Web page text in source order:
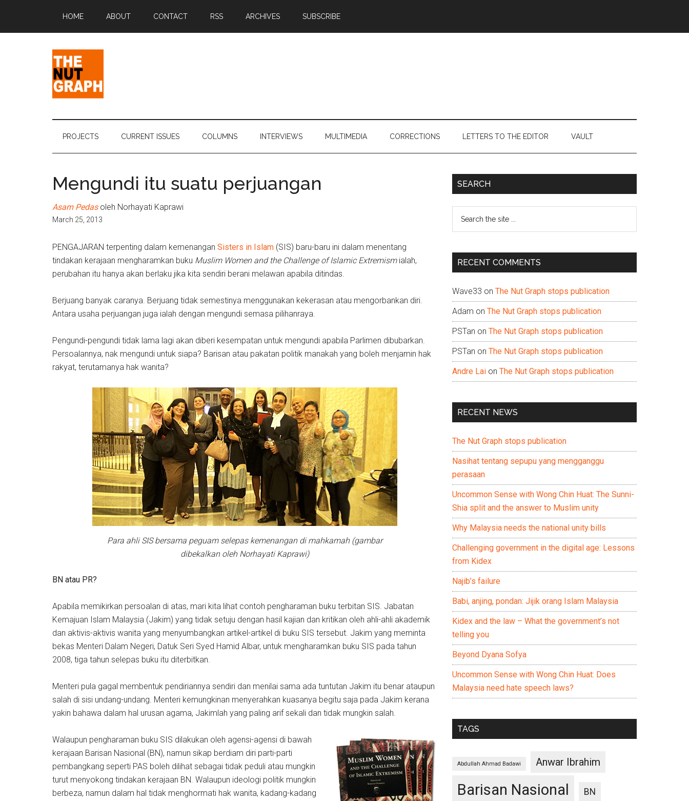
main
secondary
primary
footer
HOME ABOUT CONTACT RSS ARCHIVES SUBSCRIBE
The
Nut
Sense
Pop
Culture
PROJECTS CURRENT ISSUES COLUMNS INTERVIEWS MULTIMEDIA CORRECTIONS LETTERS TO THE EDITOR VAULT
Mengundi itu suatu perjuangan
Asam Pedasoleh Norhayati Kaprawi
March 25, 2013
PENGAJARAN terpenting dalam kemenangan Sisters in Islam (SIS) baru-baru ini dalam menentang
tindakan kerajaan mengharamkan buku Muslim Women and the Challenge of Islamic Extremismialah,
perubahan itu hanya akan berlaku jika kita sendiri berani melawan apabila ditindas.
Berjuang banyak caranya. Berjuang tidak semestinya menggunakan kekerasan atau mengorbankan diri.
Antara usaha perjuangan juga ialah dengan mengundi semasa pilihanraya.
Pengundi-pengundi tidak lama lagi akan diberi kesempatan untuk mengundi apabila Parlimen dibubarkan.
Persoalannya, nak mengundi untuk siapa? Barisan atau pakatan politik manakah yang boleh menjamin hak
rakyat, terutamanya hak wanita?
Para ahli SIS bersama peguam selepas kemenangan di mahkamah (gambar
dibekalkan oleh Norhayati Kaprawi)
BN atau PR?
Apabila memikirkan persoalan di atas, mari kita lihat contoh pengharaman buku terbitan SIS. Jabatan
Kemajuan Islam Malaysia (Jakim) yang tidak setuju dengan hasil kajian dan kritikan oleh ahli-ahli akademik
dan aktivis-aktivis wanita yang menyumbangkan artikel-artikel di buku SIS tersebut. Jakim yang meminta
bekas Menteri Dalam Negeri, Datuk Seri Syed Hamid Albar, untuk mengharamkan buku SIS pada tahun
2008, tiga tahun selepas buku itu diterbitkan.
Menteri pula gagal membentuk pendiriannya sendiri dan menilai sama ada tuntutan Jakim itu benar ataupun
salah di sisi undang-undang. Menteri kemungkinan menyerahkan kuasanya begitu saja pada Jakim kerana
yakin bahawa dalam hal urusan agama, Jakimlah yang paling arif sekali dan tidak mungkin salah.
Walaupun pengharaman buku SIS dilakukan oleh agensi-agensi di bawah
kerajaan Barisan Nasional (BN), namun sikap berdiam diri parti-parti
pembangkang seperti PAS boleh dilihat sebagai tidak peduli atau mungkin
turut menyokong tindakan kerajaan BN. Walaupun ideologi politik mungkin
berbeza, namun dalam hal tidak menghormati hak wanita, kadang-kadang
Primary
SEARCH
...
RECENT COMMENTS
Wave33 on The Nut Graph stops publication
Adam on The Nut Graph stops publication
PSTan on The Nut Graph stops publication
PSTan on The Nut Graph stops publication
Andre Lai on The Nut Graph stops publication
RECENT NEWS
The Nut Graph stops publication
Nasihat tentang sepupu yang mengganggu
perasaan
Uncommon Sense with Wong Chin Huat: The Sunni-
Shia split and the answer to Muslim unity
Why Malaysia needs the national unity bills
Challenging government in the digital age: Lessons
from Kidex
Najib’s failure
Babi, anjing, pondan: Jijik orang Islam Malaysia
Kidex and the law – What the government’s not
telling you
Beyond Dyana Sofya
Uncommon Sense with Wong Chin Huat: Does
Malaysia need hate speech laws?
TAGS
Abdullah Ahmad Badawi Anwar Ibrahim
Barisan Nasional BN